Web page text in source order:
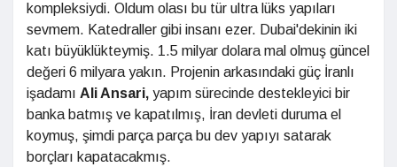
kompleksiydi. Oldum olası bu tür ultra lüks yapıları
sevmem. Katedraller gibi insanı ezer. Dubai'dekinin iki
katı büyüklükteymiş. 1.5 milyar dolara mal olmuş güncel
değeri 6 milyara yakın. Projenin arkasındaki güç İranlı
işadamı Ali Ansari, yapım sürecinde destekleyici bir
banka batmış ve kapatılmış, İran devleti duruma el
koymuş, şimdi parça parça bu dev yapıyı satarak
borçları kapatacakmış.